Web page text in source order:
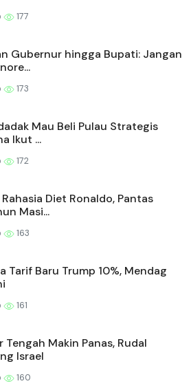
177
Gubernur hingga Bupati: Jangan
173
Mau Beli Pulau Strategis
Ikut ...
172
Diet Ronaldo, Pantas
Masi...
163
Tarif Baru Trump 10%, Mendag
161
Tengah Makin Panas, Rudal
Israel
160